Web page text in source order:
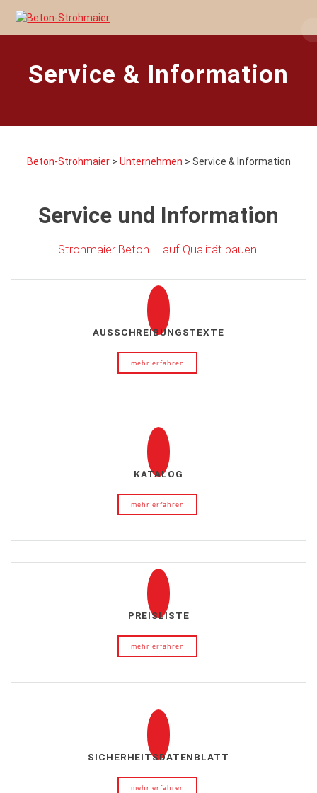
content
Service & Information
Beton-Strohmaier> Unternehmen > Service & Information
Service und Information
Strohmaier Beton – auf Qualität bauen!
AUSSCHREIBUNGSTEXTE
mehr erfahren
KATALOG
mehr erfahren
PREISLISTE
mehr erfahren
SICHERHEITSDATENBLATT
mehr erfahren